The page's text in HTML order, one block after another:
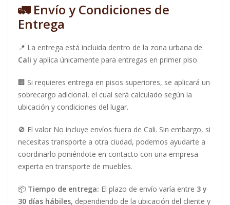
🚛 Envío y Condiciones de
Entrega
📍 La entrega está incluida dentro de la zona urbana de
Cali y aplica únicamente para entregas en primer piso.
🏢 Si requieres entrega en pisos superiores, se aplicará un
sobrecargo adicional, el cual será calculado según la
ubicación y condiciones del lugar.
🚫 El valor No incluye envíos fuera de Cali. Sin embargo, si
necesitas transporte a otra ciudad, podemos ayudarte a
coordinarlo poniéndote en contacto con una empresa
experta en transporte de muebles.
📦 Tiempo de entrega: El plazo de envío varía entre 3 y
30 días hábiles, dependiendo de la ubicación del cliente y